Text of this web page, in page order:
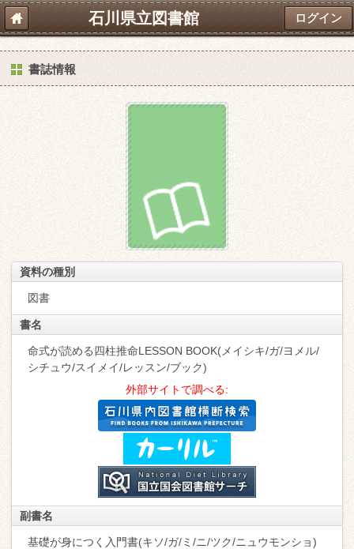
石川県立図書館 ログイン
書誌情報
資料の種別
図書
書名
命式が読める四柱推命LESSON BOOK(メイシキ/ガ/ヨメル/
シチュウ/スイメイ/レッスン/ブック)
外部サイトで調べる:
副書名
基礎が身につく入門書(キソ/ガ/ミ/ニ/ツク/ニュウモンショ)